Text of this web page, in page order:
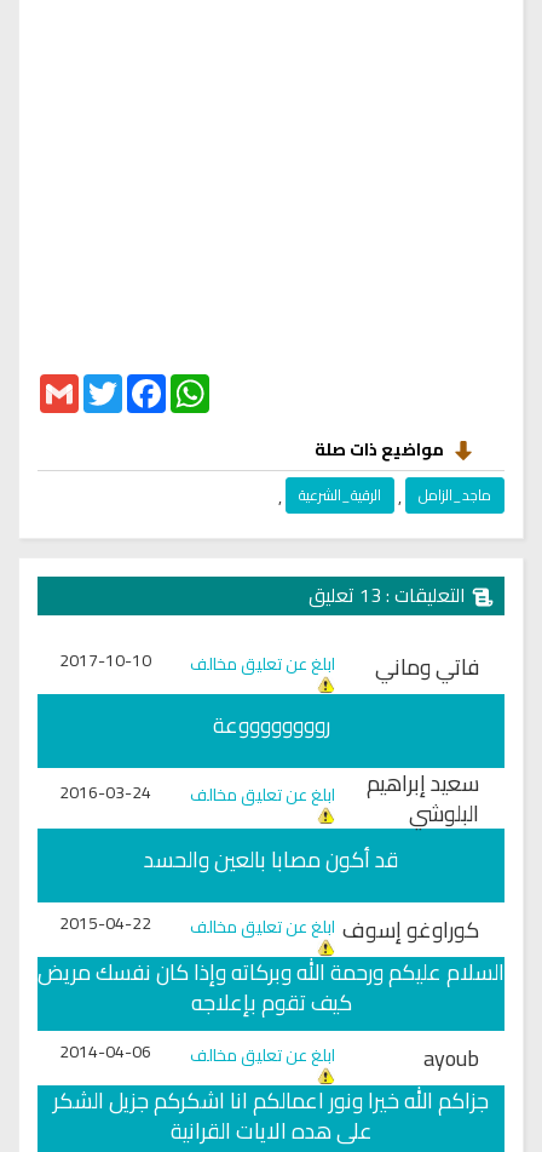
GmailTwitter
FacebookWhatsApp
مواضيع ذات صلة
ماجد_الزامل , الرقية_الشرعية ,
التعليقات : 13 تعليق
فاتي وماني ابلغ عن تعليق مخالف 2017-10-10
رووووووووعة
سعيد إبراهيم
البلوشي ابلغ عن تعليق مخالف 2016-03-24
قد أكون مصابا بالعين والحسد
كوراوغو إسوف ابلغ عن تعليق مخالف 2015-04-22
السلام عليكم ورحمة الله وبركاته وإذا كان نفسك مريض
كيف تقوم بإعلاجه
ayoub
ابلغ عن تعليق مخالف 2014-04-06
جزاكم الله خيرا ونور اعمالكم انا اشكركم جزيل الشكر
على هده الايات القرانية